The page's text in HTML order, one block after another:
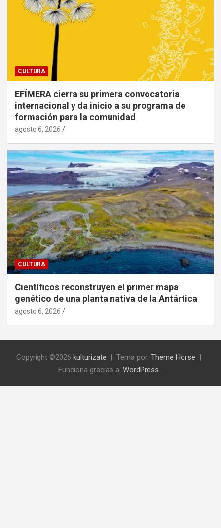
CULTURA
EFÍMERA cierra su primera convocatoria
internacional y da inicio a su programa de
formación para la comunidad
agosto 6, 2026
CULTURA
Científicos reconstruyen el primer mapa
genético de una planta nativa de la Antártica
agosto 6, 2026
Copyright ©2026 kulturizate Tema por: Theme Horse
Funciona gracias a: WordPress